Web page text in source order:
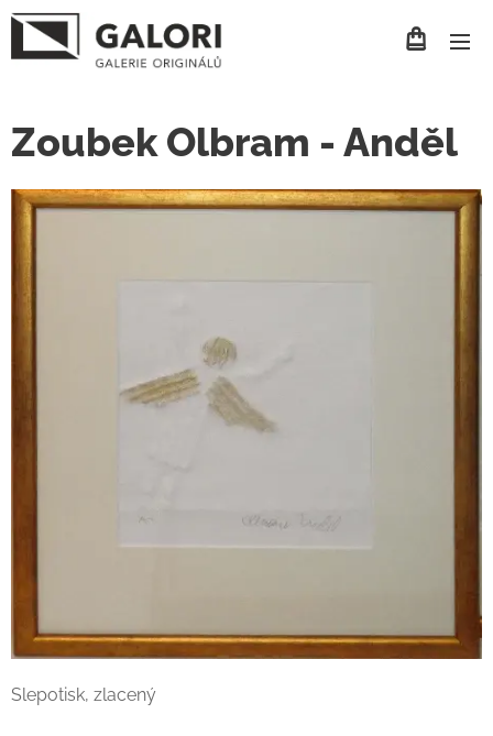
Zoubek Olbram - Anděl
Slepotisk, zlacený